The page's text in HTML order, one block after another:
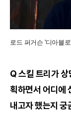
로드 퍼거슨 '디아블
Q 스킬 트리가 상
획하면서 어디에
내고자 했는지 궁